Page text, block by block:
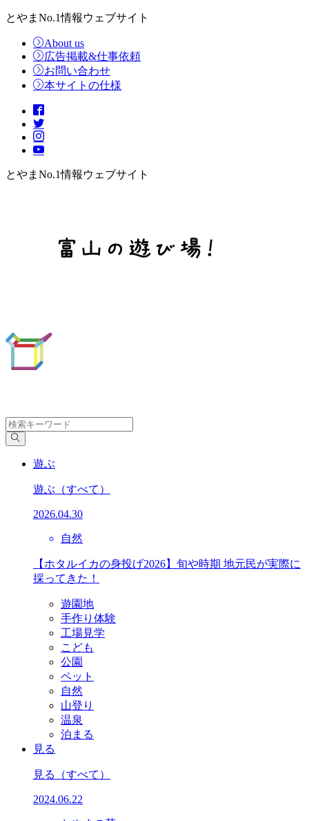
とやまNo.1情報ウェブサイト
About us
広告掲載&仕事依頼
お問い合わせ
本サイトの仕様
とやまNo.1情報ウェブサイト
遊ぶ
遊ぶ （すべて）
2026.04.30
自然
【ホタルイカの身投げ2026】旬や時期 地元民が実際に
採ってきた！
遊園地
手作り体験
工場見学
こども
公園
ペット
自然
山登り
温泉
泊まる
見る
見る （すべて）
2024.06.22